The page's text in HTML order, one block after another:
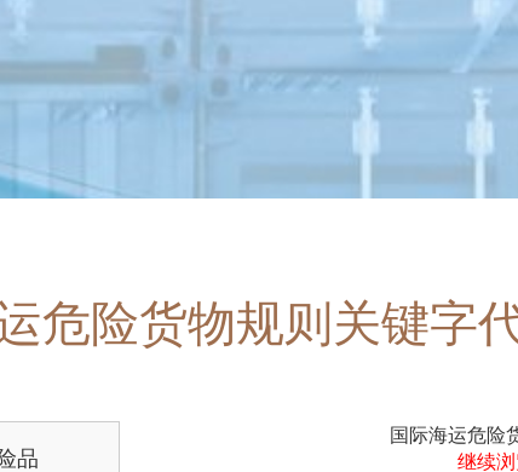
危险货物规则关键字
品
国际海运危险
继续